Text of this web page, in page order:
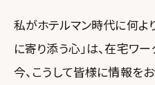
私がホテルマン時代に何よ
に寄り添う心」は、在宅ワ
今、こうして皆様に情報を